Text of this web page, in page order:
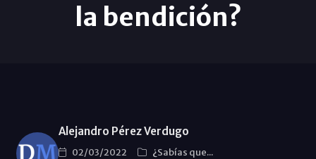
la bendición?
Alejandro Pérez Verdugo
02/03/2022
¿Sabías que...